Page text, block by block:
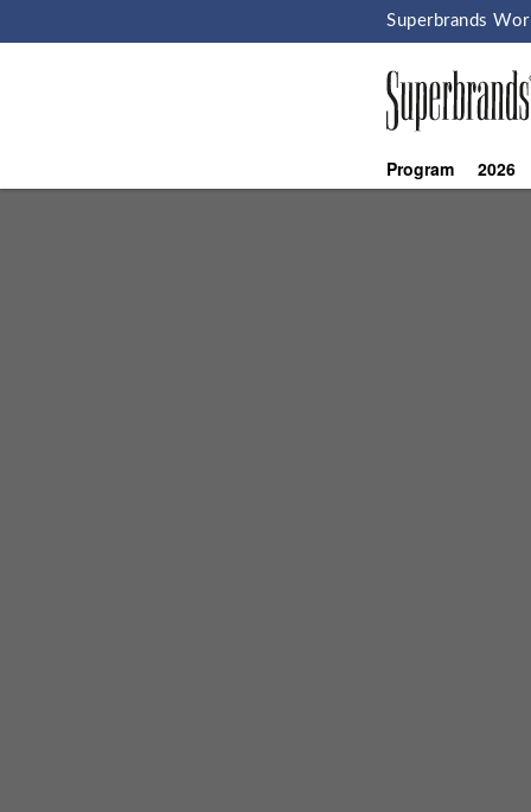
Superbrands
Program 2026